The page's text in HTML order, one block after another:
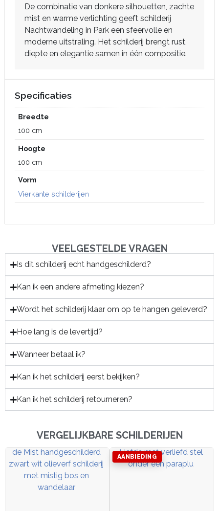
De combinatie van donkere silhouetten, zachte
mist en warme verlichting geeft schilderij
Nachtwandeling in Park een sfeervolle en
moderne uitstraling. Het schilderij brengt rust,
diepte en elegantie samen in één compositie.
Specificaties
Breedte
100 cm
Hoogte
100 cm
Vorm
Vierkante schilderijen
VEELGESTELDE VRAGEN
Is dit schilderij echt handgeschilderd?
Kan ik een andere afmeting kiezen?
Wordt het schilderij klaar om op te hangen geleverd?
Hoe lang is de levertijd?
Wanneer betaal ik?
Kan ik het schilderij eerst bekijken?
Kan ik het schilderij retourneren?
VERGELIJKBARE SCHILDERIJEN
AANBIEDING